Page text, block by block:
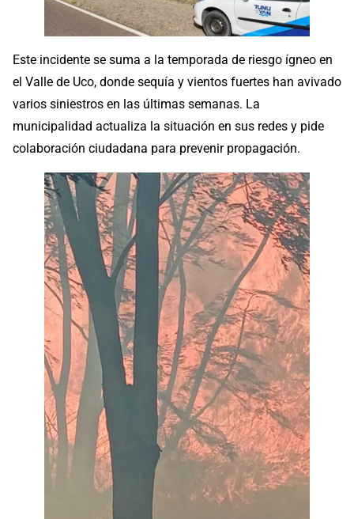
Este incidente se suma a la temporada de riesgo ígneo en
el Valle de Uco, donde sequía y vientos fuertes han avivado
varios siniestros en las últimas semanas. La
municipalidad actualiza la situación en sus redes y pide
colaboración ciudadana para prevenir propagación.